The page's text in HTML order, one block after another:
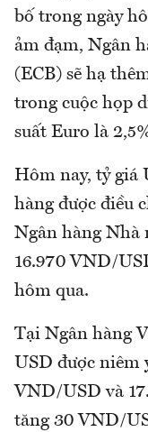
bố trong ngày
ảm đạm, Ngân
(ECB) sẽ hạ
trong cuộc họp
suất Euro là
Hôm nay, tỷ
hàng được điều
Ngân hàng Nhà
16.970 VND/
hôm qua.
Tại Ngân hàng
USD được niêm
VND/USD và
tăng 30 VND/